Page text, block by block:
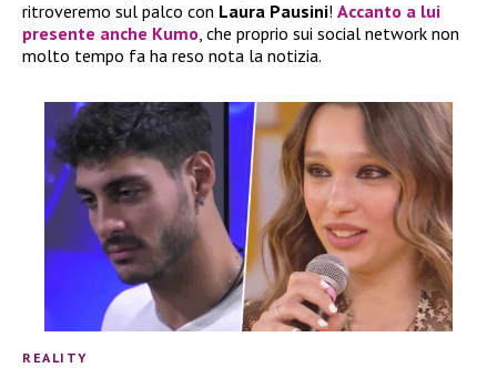
ritroveremo sul palco con Laura Pausini! Accanto a lui
presente anche Kumo, che proprio sui social network non
molto tempo fa ha reso nota la notizia.
REALITY